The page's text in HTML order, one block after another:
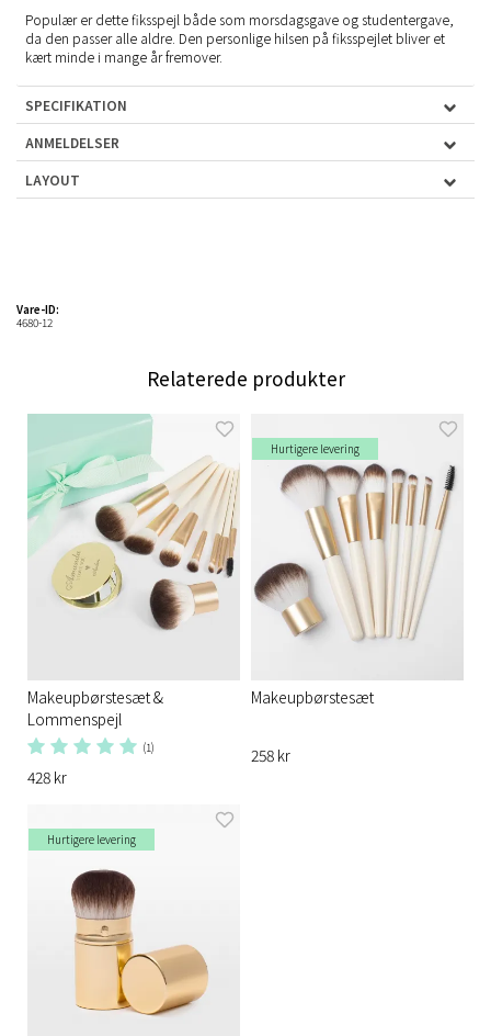
Populær er dette fiksspejl både som morsdagsgave og studentergave,
da den passer alle aldre. Den personlige hilsen på fiksspejlet bliver et
kært minde i mange år fremover.
SPECIFIKATION
ANMELDELSER
LAYOUT
Vare-ID:
4680-12
Relaterede produkter
Makeupbørstesæt &
Lommenspejl
(1)
428 kr
Hurtigere levering
Makeupbørstesæt
258 kr
Hurtigere levering